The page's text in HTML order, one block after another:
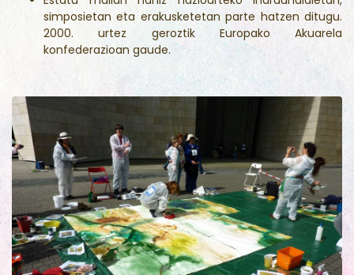
simposietan eta erakusketetan parte hatzen ditugu.
2000. urtez geroztik Europako Akuarela
konfederazioan gaude.